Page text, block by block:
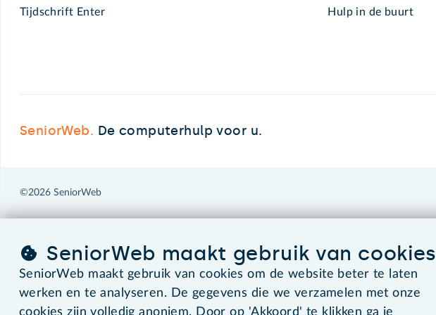
Tijdschrift Enter
Hulp in de buurt
SeniorWeb. De computerhulp voor u.
©2026 SeniorWeb
SeniorWeb maakt gebruik van cookies
SeniorWeb maakt gebruik van cookies om de website beter te laten
werken en te analyseren. De gegevens die we verzamelen met onze
cookies zijn volledig anoniem. Door op 'Akkoord' te klikken ga je